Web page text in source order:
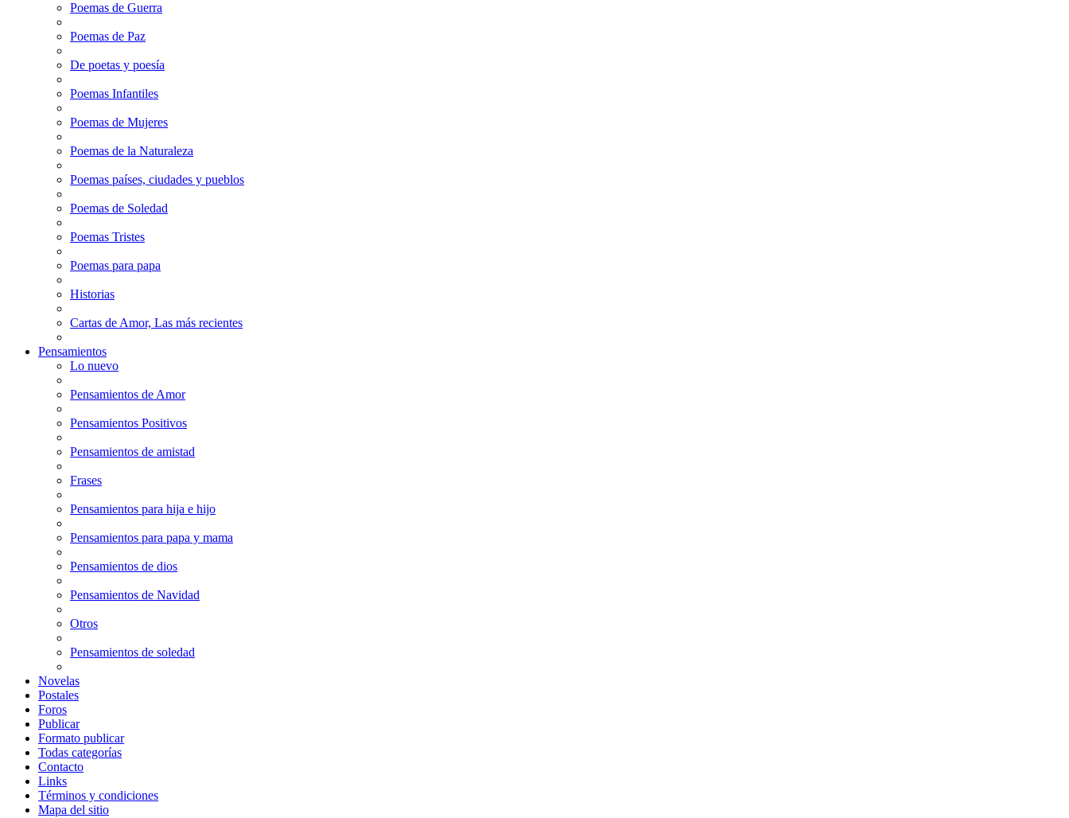
Poemas de Guerra
Poemas de Paz
De poetas y poesía
Poemas Infantiles
Poemas de Mujeres
Poemas de la Naturaleza
Poemas países, ciudades y pueblos
Poemas de Soledad
Poemas Tristes
Poemas para papa
Historias
Cartas de Amor, Las más recientes
Pensamientos
Lo nuevo
Pensamientos de Amor
Pensamientos Positivos
Pensamientos de amistad
Frases
Pensamientos para hija e hijo
Pensamientos para papa y mama
Pensamientos de dios
Pensamientos de Navidad
Otros
Pensamientos de soledad
Novelas
Postales
Foros
Publicar
Formato publicar
Todas categorías
Contacto
Links
Términos y condiciones
Mapa del sitio